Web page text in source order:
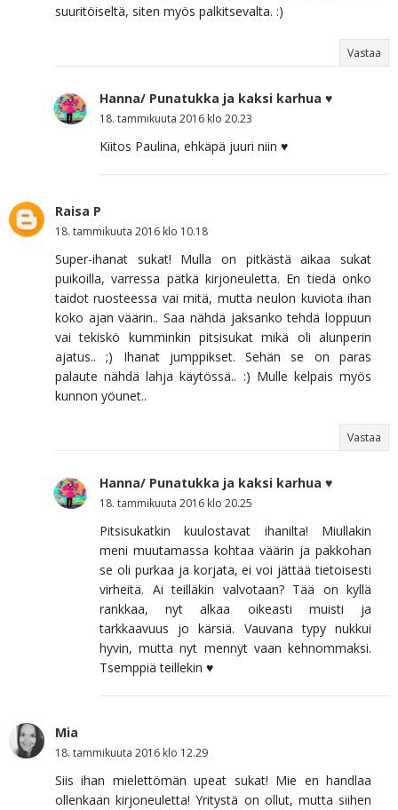
suuritöiseltä, siten myös palkitsevalta. :)
Vastaa
Hanna/ Punatukka ja kaksi karhua ♥
18. tammikuuta 2016 klo 20.23
Kiitos Paulina, ehkäpä juuri niin ♥
Raisa P
18. tammikuuta 2016 klo 10.18
Super-ihanat sukat! Mulla on pitkästä aikaa sukat
puikoilla, varressa pätkä kirjoneuletta. En tiedä onko
taidot ruosteessa vai mitä, mutta neulon kuviota ihan
koko ajan väärin.. Saa nähdä jaksanko tehdä loppuun
vai tekiskö kumminkin pitsisukat mikä oli alunperin
ajatus.. ;) Ihanat jumppikset. Sehän se on paras
palaute nähdä lahja käytössä.. :) Mulle kelpais myös
kunnon yöunet..
Vastaa
Hanna/ Punatukka ja kaksi karhua ♥
18. tammikuuta 2016 klo 20.25
Pitsisukatkin kuulostavat ihanilta! Miullakin
meni muutamassa kohtaa väärin ja pakkohan
se oli purkaa ja korjata, ei voi jättää tietoisesti
virheitä. Ai teilläkin valvotaan? Tää on kyllä
rankkaa, nyt alkaa oikeasti muisti ja
tarkkaavuus jo kärsiä. Vauvana typy nukkui
hyvin, mutta nyt mennyt vaan kehnommaksi.
Tsemppiä teillekin ♥
Mia
18. tammikuuta 2016 klo 12.29
Siis ihan mielettömän upeat sukat! Mie en handlaa
ollenkaan kirjoneuletta! Yritystä on ollut, mutta siihen